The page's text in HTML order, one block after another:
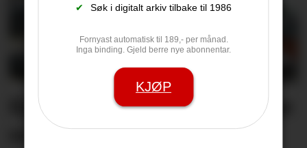
✔ Søk i digitalt arkiv tilbake til 1986
Fornyast automatisk til 189,- per månad.
Inga binding. Gjeld berre nye abonnentar.
KJØP
Kjenner du nokon frivillige
som fortener pris?